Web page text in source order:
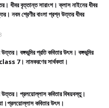
ধীবর বৃত্তান্ত সারাংশ। ক্লাস নাইনের ধীবর
নবম শ্রেণীর বাংলা প্রশ্ন উত্তর ধীবর
উত্তর। বঙ্গভূমির প্রতি কবিতার উৎস। বঙ্গভূমির
7। নামকরণের সার্থকতা।
প্রলয়োল্লাস কবিতার বিষয়বস্তু।
কবিতার উৎস।